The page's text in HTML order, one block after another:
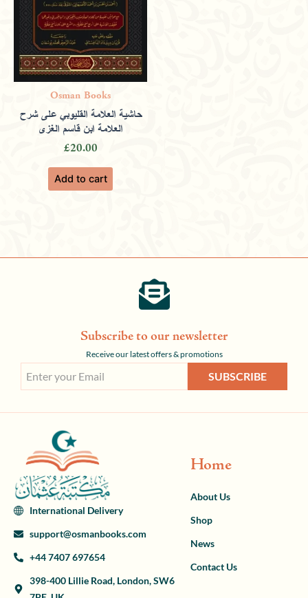
Osman Books
حاشية العلامة القليوبي على شرح
العلامة ابن قاسم الغزي
£20.00
Add to cart
Subscribe to our newsletter
Receive our latest offers & promotions
SUBSCRIBE
International Delivery
support@osmanbooks.com
+44 7407 697654
398-400 Lillie Road, London, SW6
Home
About Us
Shop
News
Contact Us